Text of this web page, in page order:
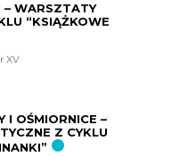
– WARSZTATY
“KSIĄŻKOWE
XV
I OŚMIORNICE –
Z CYKLU